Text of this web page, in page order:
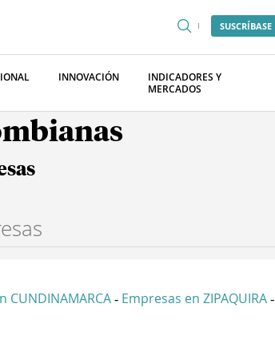
SUSCRÍBASE
INNOVACIÓN
INDICADORES Y
MERCADOS
CUNDINAMARCA - Empresas en ZIPAQUIRA -